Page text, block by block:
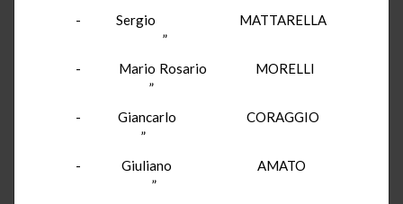
- Sergio MATTARELLA
”
- Mario Rosario MORELLI
”
- Giancarlo CORAGGIO
”
- Giuliano AMATO
”